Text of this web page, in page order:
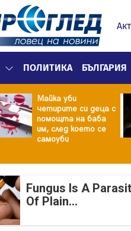
ПОЛИТИКА БЪЛГАРИЯ
Майка уби
четирите си деца с
помощта на баба
им, след което се
самоуби
Fungus Is A
Of Plain...